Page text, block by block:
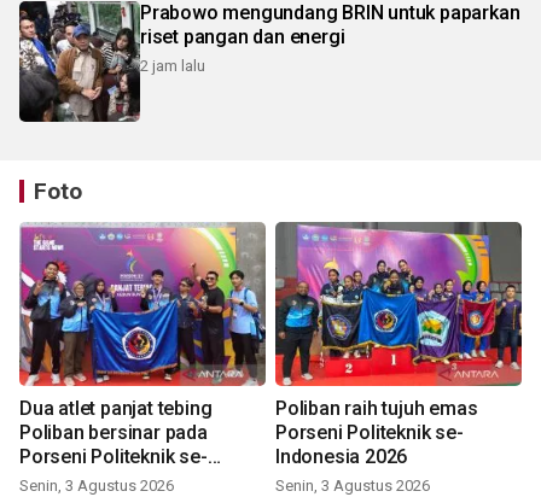
Prabowo mengundang BRIN untuk paparkan
riset pangan dan energi
2 jam lalu
Foto
Dua atlet panjat tebing
Poliban bersinar pada
Porseni Politeknik se-
Indonesia 2026
Senin, 3 Agustus 2026
Poliban raih tujuh emas
Porseni Politeknik se-
Indonesia 2026
Senin, 3 Agustus 2026